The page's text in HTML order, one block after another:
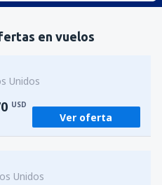
en vuelos
Unidos
USD
Ver oferta
Unidos